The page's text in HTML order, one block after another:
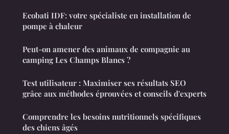
Ecobati IDF: votre spécialiste en installation de
pompe à chaleur
Peut-on amener des animaux de compagnie au
camping Les Champs Blancs ?
Test utilisateur : Maximiser ses résultats SEO
grâce aux méthodes éprouvées et conseils d'experts
Comprendre les besoins nutritionnels spécifiques
des chiens âgés